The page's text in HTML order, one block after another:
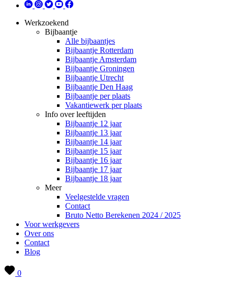
Werkzoekend
Bijbaantje
Alle bijbaantjes
Bijbaantje Rotterdam
Bijbaantje Amsterdam
Bijbaantje Groningen
Bijbaantje Utrecht
Bijbaantje Den Haag
Bijbaantje per plaats
Vakantiewerk per plaats
Info over leeftijden
Bijbaantje 12 jaar
Bijbaantje 13 jaar
Bijbaantje 14 jaar
Bijbaantje 15 jaar
Bijbaantje 16 jaar
Bijbaantje 17 jaar
Bijbaantje 18 jaar
Meer
Veelgestelde vragen
Contact
Bruto Netto Berekenen 2024 / 2025
Voor werkgevers
Over ons
Contact
Blog
0